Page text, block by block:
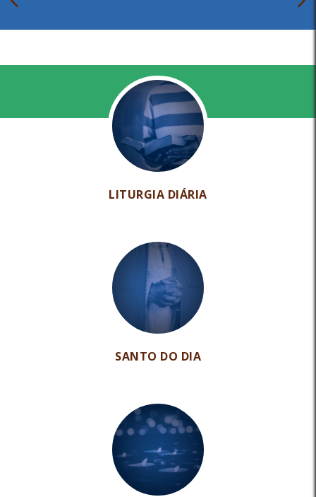
LITURGIA DIÁRIA
SANTO DO DIA